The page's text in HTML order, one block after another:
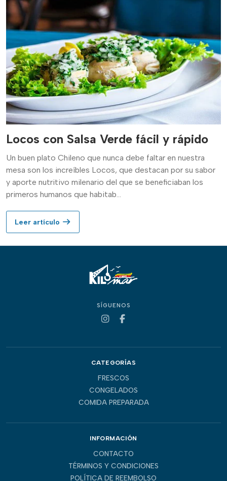
Locos con Salsa Verde fácil y rápido
Un buen plato Chileno que nunca debe faltar en nuestra
mesa son los increíbles Locos, que destacan por su sabor
y aporte nutritivo milenario del que se beneficiaban los
primeros humanos que habitab...
Leer artículo
SÍGUENOS
CATEGORÍAS
FRESCOS
CONGELADOS
COMIDA PREPARADA
INFORMACIÓN
CONTACTO
TÉRMINOS Y CONDICIONES
POLÍTICA DE REEMBOLSO